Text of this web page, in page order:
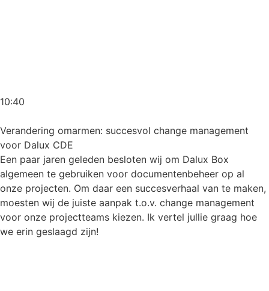
10:40
Verandering omarmen: succesvol change management
voor Dalux CDE
Een paar jaren geleden besloten wij om Dalux Box
algemeen te gebruiken voor documentenbeheer op al
onze projecten. Om daar een succesverhaal van te maken,
moesten wij de juiste aanpak t.o.v. change management
voor onze projectteams kiezen. Ik vertel jullie graag hoe
we erin geslaagd zijn!